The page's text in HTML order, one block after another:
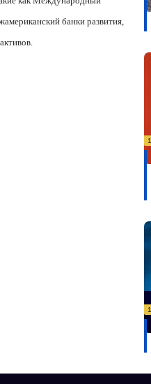
банки развития,